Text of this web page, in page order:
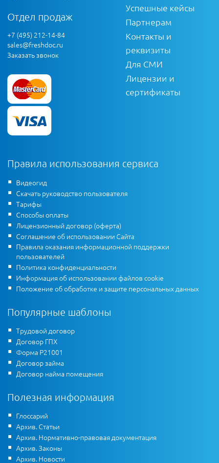
Отдел продаж
+7 (495) 212-14-84
sales@freshdoc.ru
Заказать звонок
Успешные кейсы
Партнерам
Контакты и
реквизиты
Для СМИ
Лицензии и
сертификаты
Правила использования сервиса
Видеогид
Скачать руководство пользователя
Тарифы
Способы оплаты
Лицензионный договор (оферта)
Соглашение об использовании Сайта
Правила оказания информационной поддержки
пользователей
Политика конфиденциальности
Информация об использовании файлов cookie
Положение об обработке и защите персональных данных
Популярные шаблоны
Трудовой договор
Договор ГПХ
Форма Р21001
Договор займа
Договор найма помещения
Полезная информация
Глоссарий
Архив. Статьи
Архив. Нормативно-правовая документация
Архив. Законы
Архив. Новости